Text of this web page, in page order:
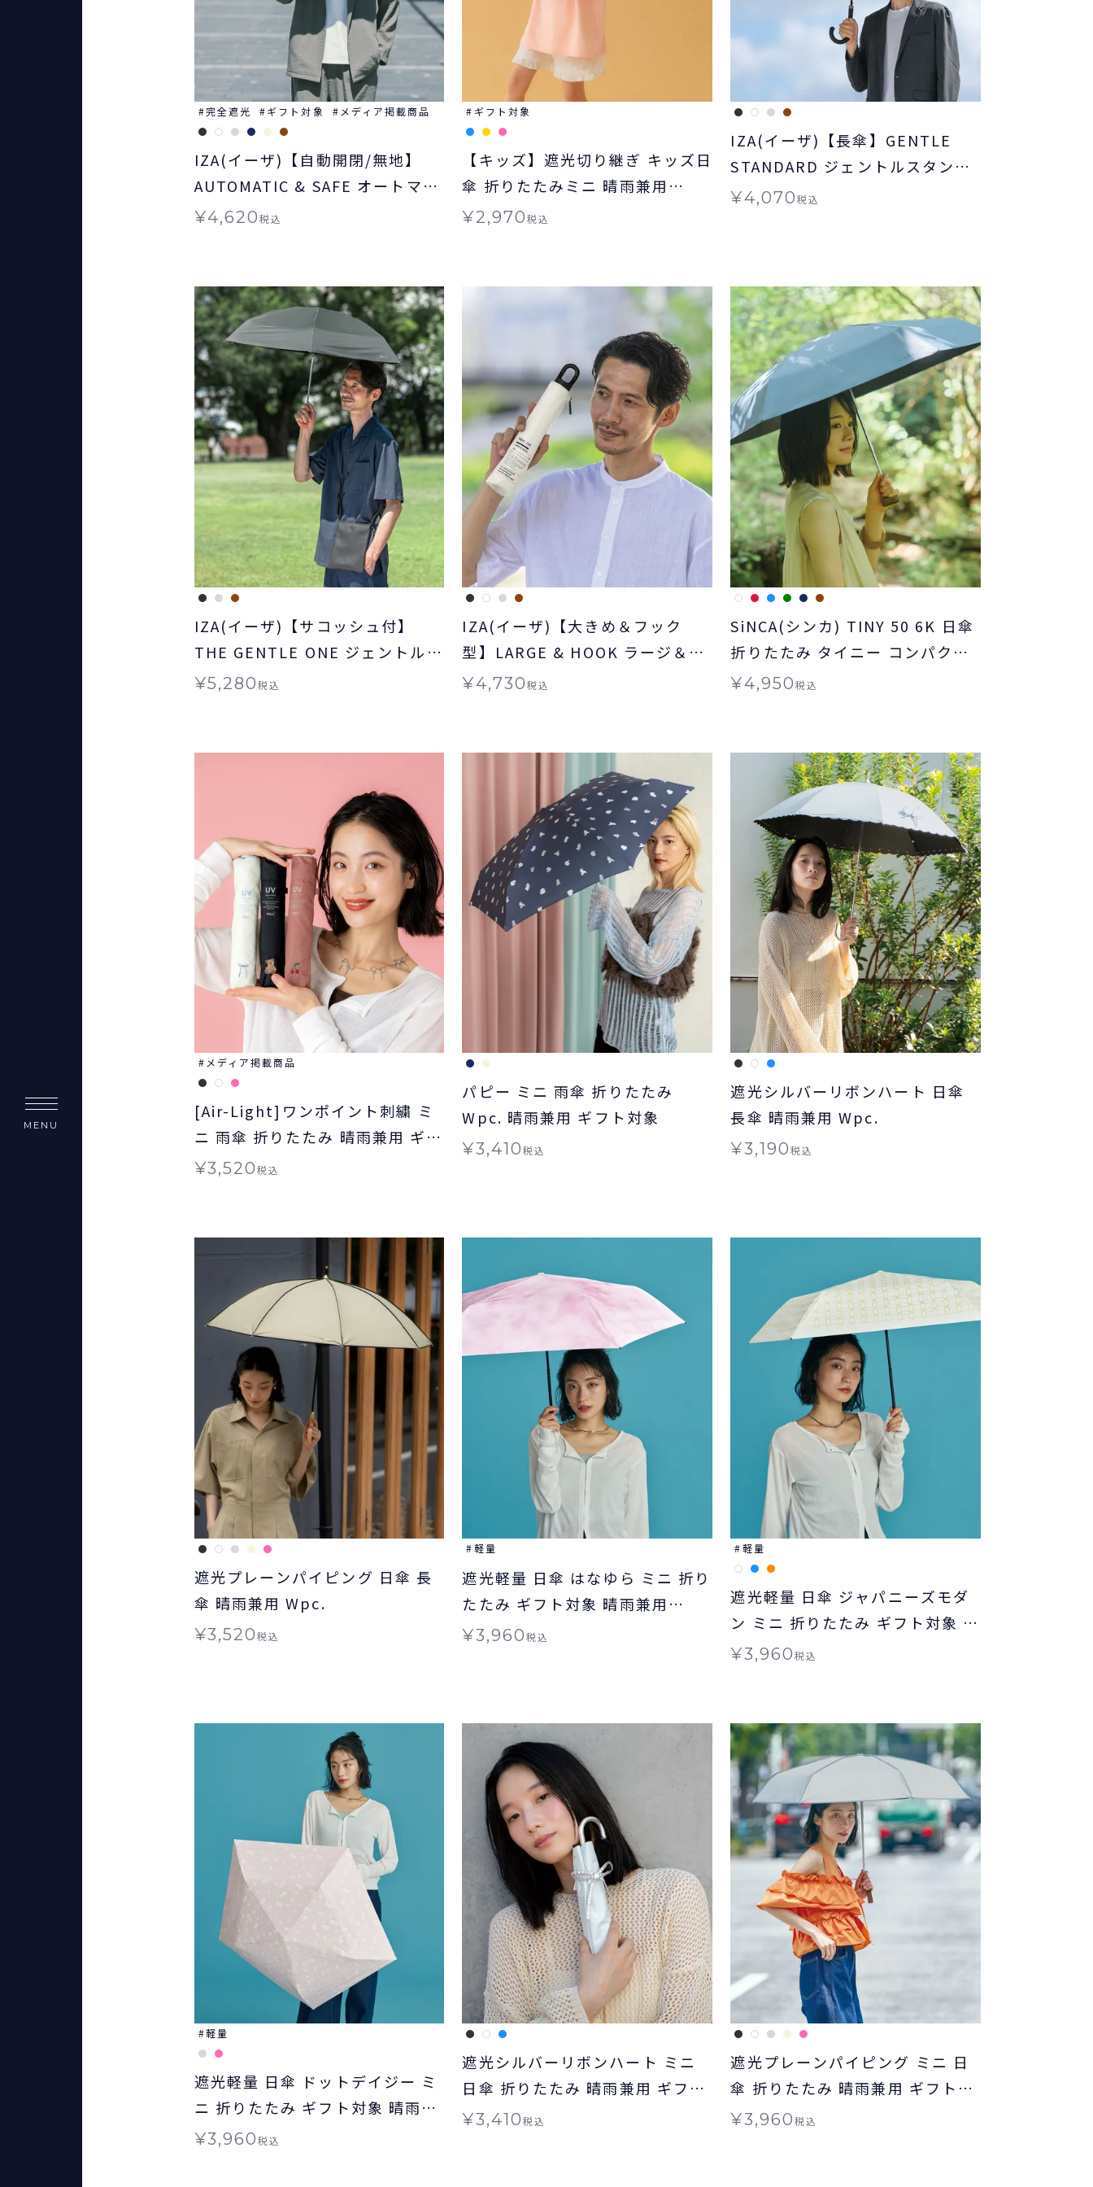
完全遮光 ギフト対象 メディア掲載商品
IZA(イーザ)【自動開閉/無地】
AUTOMATIC & SAFE オートマテ
ィック＆セーフ 日傘 折りたたみ
¥4,620税込
ギフト対象
【キッズ】遮光切り継ぎ キッズ日
傘 折りたたみミニ 晴雨兼用
Wpc. KIDS 子ども用 ギフト対象
¥2,970税込
IZA(イーザ)【長傘】GENTLE
STANDARD ジェントルスタンダ
ード 日傘 長傘 晴雨兼用 送料無料
¥4,070税込
IZA(イーザ)【サコッシュ付】
THE GENTLE ONE ジェントルワ
ン 日傘 折りたたみ 晴雨兼用 ギフ
¥5,280税込
IZA(イーザ)【大きめ＆フック
型】LARGE & HOOK ラージ＆フ
ック 日傘 折りたたみ晴雨兼用 ギ
¥4,730税込
SiNCA(シンカ) TINY 50 6K 日傘
折りたたみ タイニー コンパクト
晴雨兼用 送料無料 ギフト対象
¥4,950税込
メディア掲載商品
[Air-Light]ワンポイント刺繍 ミ
ニ 雨傘 折りたたみ 晴雨兼用 ギフ
ト対象 Wpc.
¥3,520税込
パピー ミニ 雨傘 折りたたみ
Wpc. 晴雨兼用 ギフト対象
¥3,410税込
遮光シルバーリボンハート 日傘
長傘 晴雨兼用 Wpc.
¥3,190税込
遮光プレーンパイピング 日傘 長
傘 晴雨兼用 Wpc.
¥3,520税込
軽量
遮光軽量 日傘 はなゆら ミニ 折り
たたみ ギフト対象 晴雨兼用
Wpc.
¥3,960税込
軽量
遮光軽量 日傘 ジャパニーズモダ
ン ミニ 折りたたみ ギフト対象 晴
雨兼用 Wpc.
¥3,960税込
軽量
遮光軽量 日傘 ドットデイジー ミ
ニ 折りたたみ ギフト対象 晴雨兼
用 Wpc.
¥3,960税込
遮光シルバーリボンハート ミニ
日傘 折りたたみ 晴雨兼用 ギフト
対象 Wpc.
¥3,410税込
遮光プレーンパイピング ミニ 日
傘 折りたたみ 晴雨兼用 ギフト対
象 Wpc.
¥3,960税込
MENU